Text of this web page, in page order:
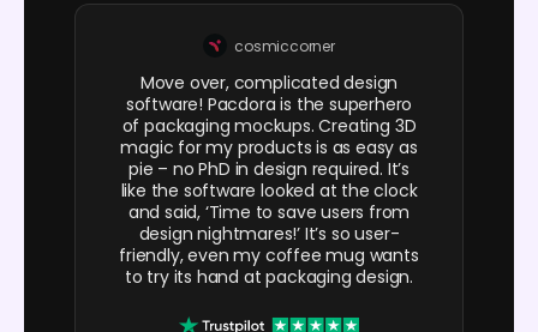
cosmiccorner
Move over, complicated design
software! Pacdora is the superhero
of packaging mockups. Creating 3D
magic for my products is as easy as
pie – no PhD in design required. It’s
like the software looked at the clock
and said, ‘Time to save users from
design nightmares!’ It’s so user-
friendly, even my coffee mug wants
to try its hand at packaging design.